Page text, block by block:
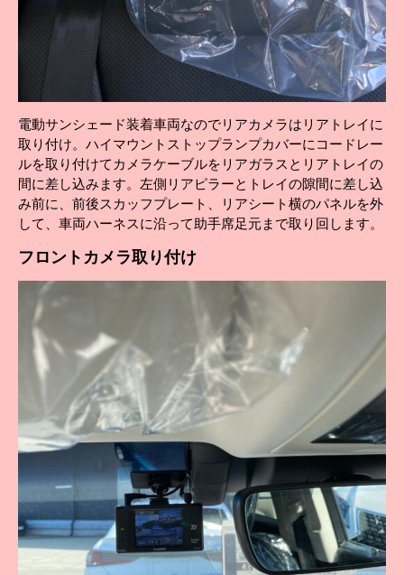
電動サンシェード装着車両なのでリアカメラはリアトレイに
取り付け。ハイマウントストップランプカバーにコードレー
ルを取り付けてカメラケーブルをリアガラスとリアトレイの
間に差し込みます。左側リアピラーとトレイの隙間に差し込
み前に、前後スカッフプレート、リアシート横のパネルを外
して、車両ハーネスに沿って助手席足元まで取り回します。
フロント カメラ取り付け